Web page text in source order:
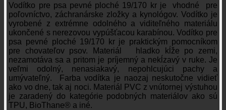
Vodítko pre psa pevné ploché 19/170 kr je vhodné pre
poľovníctvo, záchranárske zložky a kynológov. Vodítko je
vyrobené z extrémne odolného a viditeľného materiálu
ukončené s nerezovou vypúšťacou karabínou. Vodítko pre
psa pevné ploché 19/170 kr je praktickým pomocníkom
pre chovateľov psov. Materiál hladko kĺže po zemi,
nezamotáva sa a pritom je príjemný a nekĺzavý v ruke. Je
veľmi odolný, nenasiakavý, nepohlcujúci pachy a
umývateľný. Farba vodítka je naozaj neskutočne vidieť
ako vo dne, tak aj noci. Materiál PVC z vnútornej výstuhou
je zaradený do kategórie podobných materiálov ako sú
TPU, BioThane® a iné.